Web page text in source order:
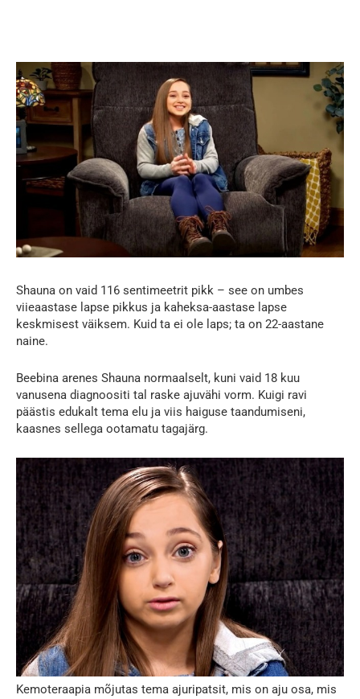
Shauna on vaid 116 sentimeetrit pikk – see on umbes
viieaastase lapse pikkus ja kaheksa-aastase lapse
keskmisest väiksem. Kuid ta ei ole laps; ta on 22-aastane
naine.
Beebina arenes Shauna normaalselt, kuni vaid 18 kuu
vanusena diagnoositi tal raske ajuvähi vorm. Kuigi ravi
päästis edukalt tema elu ja viis haiguse taandumiseni,
kaasnes sellega ootamatu tagajärg.
Kemoteraapia mõjutas tema ajuripatsit, mis on aju osa, mis